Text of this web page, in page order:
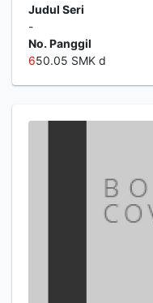
Judul Seri
-
No. Panggil
650.05 SMK d